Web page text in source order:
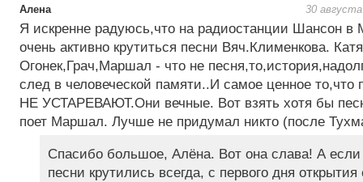
Алена 30
Я искренне радуюсь,что на радиостанции Шансон в
очень активно крутиться песни Вяч.Клименкова. Катя
Огонек,Грач,Маршал - что не
след в человеческой памяти..И самое ценное то,что
НЕ УСТАРЕВАЮТ.Они вечные. Вот взять хотя бы
поет Маршал. Лучше не придумал никто (после
Спасибо большое, Алёна. Вот она слава! А если
песни крутились всегда, с первого дня